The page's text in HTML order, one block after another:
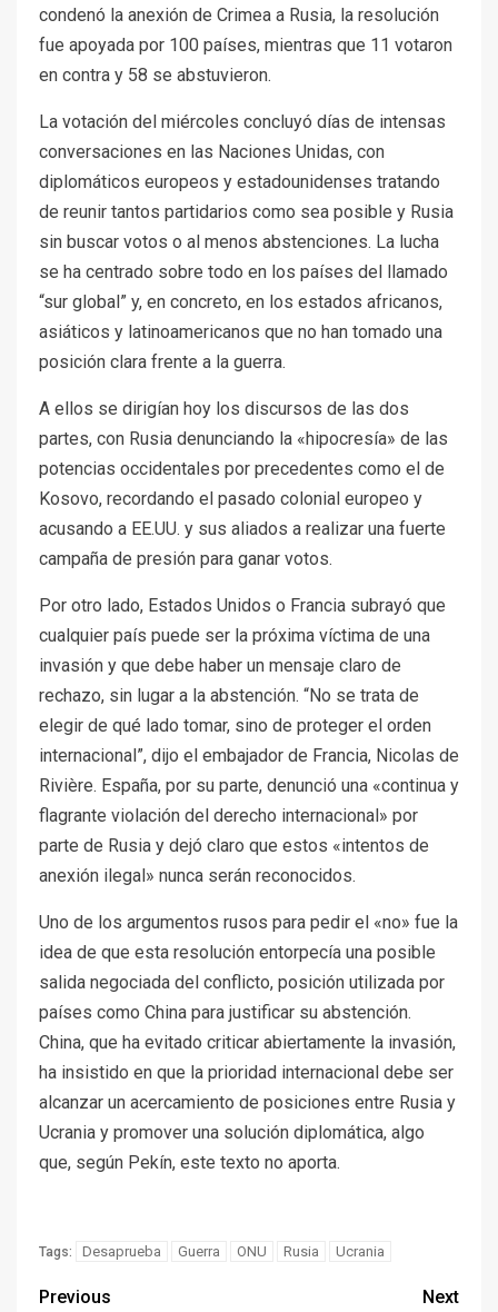
condenó la anexión de Crimea a Rusia, la resolución
fue apoyada por 100 países, mientras que 11 votaron
en contra y 58 se abstuvieron.
La votación del miércoles concluyó días de intensas
conversaciones en las Naciones Unidas, con
diplomáticos europeos y estadounidenses tratando
de reunir tantos partidarios como sea posible y Rusia
sin buscar votos o al menos abstenciones. La lucha
se ha centrado sobre todo en los países del llamado
“sur global” y, en concreto, en los estados africanos,
asiáticos y latinoamericanos que no han tomado una
posición clara frente a la guerra.
A ellos se dirigían hoy los discursos de las dos
partes, con Rusia denunciando la «hipocresía» de las
potencias occidentales por precedentes como el de
Kosovo, recordando el pasado colonial europeo y
acusando a EE.UU. y sus aliados a realizar una fuerte
campaña de presión para ganar votos.
Por otro lado, Estados Unidos o Francia subrayó que
cualquier país puede ser la próxima víctima de una
invasión y que debe haber un mensaje claro de
rechazo, sin lugar a la abstención. “No se trata de
elegir de qué lado tomar, sino de proteger el orden
internacional”, dijo el embajador de Francia, Nicolas de
Rivière. España, por su parte, denunció una «continua y
flagrante violación del derecho internacional» por
parte de Rusia y dejó claro que estos «intentos de
anexión ilegal» nunca serán reconocidos.
Uno de los argumentos rusos para pedir el «no» fue la
idea de que esta resolución entorpecía una posible
salida negociada del conflicto, posición utilizada por
países como China para justificar su abstención.
China, que ha evitado criticar abiertamente la invasión,
ha insistido en que la prioridad internacional debe ser
alcanzar un acercamiento de posiciones entre Rusia y
Ucrania y promover una solución diplomática, algo
que, según Pekín, este texto no aporta.
Tags: Desaprueba Guerra ONU Rusia Ucrania
Previous Next